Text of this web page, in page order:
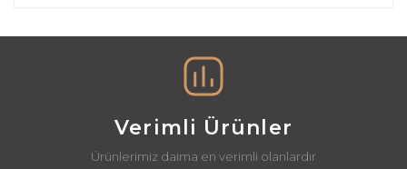
Yorum Yaz
Görüş ve önerileriniz için teşekkür ederiz.
Ürün resmi kalitesiz, bozuk veya görüntülenemiyor.
Ürün bilgilerinde hatalar bulunuyor.
Ürün fiyatı diğer sitelerden daha pahalı.
Verimli Ürünler
Ürünlerimiz daima en verimli olanlardır